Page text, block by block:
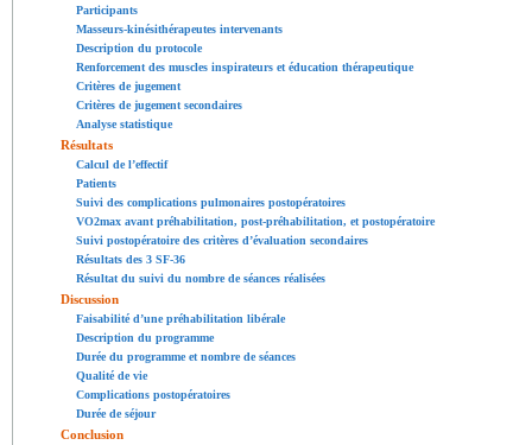
Participants
Masseurs-kinésithérapeutes intervenants
Description du protocole
Renforcement des muscles inspirateurs et éducation thérapeutique
Critères de jugement
Critères de jugement secondaires
Analyse statistique
Résultats
Calcul de l’effectif
Patients
Suivi des complications pulmonaires postopératoires
VO2max avant préhabilitation, post-préhabilitation, et postopératoire
Suivi postopératoire des critères d’évaluation secondaires
Résultats des 3 SF-36
Résultat du suivi du nombre de séances réalisées
Discussion
Faisabilité d’une préhabilitation libérale
Description du programme
Durée du programme et nombre de séances
Qualité de vie
Complications postopératoires
Durée de séjour
Conclusion